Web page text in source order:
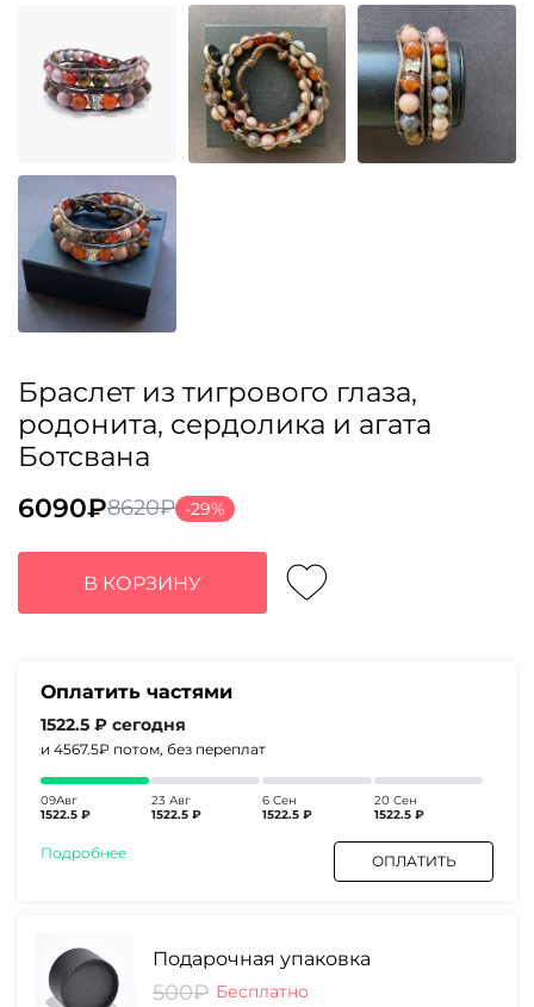
Браслет из тигрового глаза,
родонита, сердолика и агата
Ботсвана
8620₽
Первоначальная
цена
составляла
8620₽.
6090₽
Текущая
цена:
6090₽.
-29%
В КОРЗИНУ
Оплатить частями
1522.5 ₽ сегодня
и 4567.5₽ потом, без переплат
09Авг
1522.5 ₽
23 Авг
1522.5 ₽
6 Сен
1522.5 ₽
20 Сен
1522.5 ₽
Подробнее ОПЛАТИТЬ
Подарочная упаковка
500₽ Бесплатно